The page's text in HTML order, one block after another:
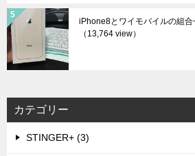
iPhone8とワイモバイルの組
（13,764 view）
カテゴリー
STINGER+ (3)